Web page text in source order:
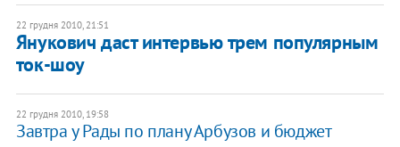
22 грудня 2010, 21:51
Янукович даст интервью трем популярным
ток-шоу
22 грудня 2010, 19:58
Завтра у Рады по плану Арбузов и бюджет